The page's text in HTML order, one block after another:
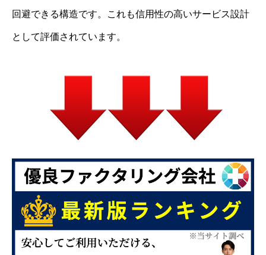
回避できる構造です。これも信用性の高いサービス設計
として評価されています。